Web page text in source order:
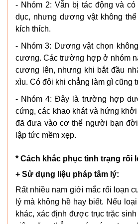
- Nhóm 2: Vẫn bị tác động và
dục, nhưng dương vật không
kích thích.
- Nhóm 3: Dương vật chọn
cương. Các trường hợp ở nhóm
cương lên, nhưng khi bắt đầu
xìu. Có đôi khi chẳng làm gì cũng
- Nhóm 4: Đây là trường hợp
cứng, các khao khát và hứng
đã đưa vào cơ thể người bạn
lập tức mềm xẹp.
* Cách khắc phục tình trạng rối
+ Sử dụng liệu pháp tâm lý:
Rất nhiều nam giới mắc rối loạn
lý mà không hề hay biết. Nếu
khác, xác định được trục trặc